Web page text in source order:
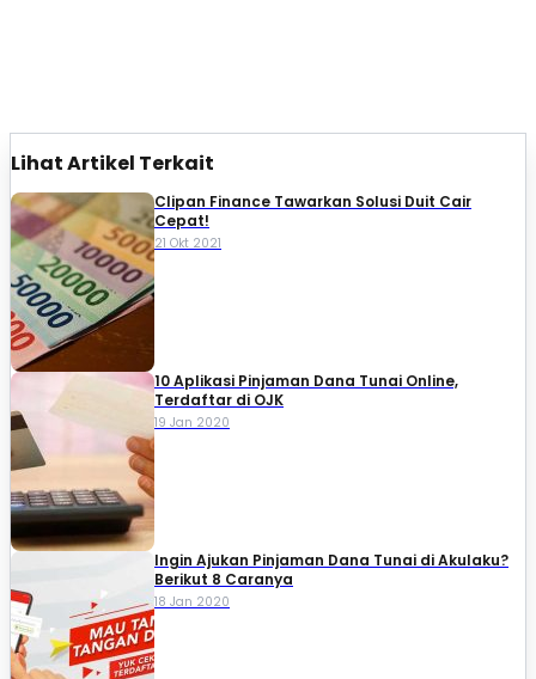
Lihat Artikel Terkait
Clipan Finance Tawarkan Solusi Duit Cair
Cepat!
21 Okt 2021
10 Aplikasi Pinjaman Dana Tunai Online,
Terdaftar di OJK
19 Jan 2020
Ingin Ajukan Pinjaman Dana Tunai di Akulaku?
Berikut 8 Caranya
18 Jan 2020